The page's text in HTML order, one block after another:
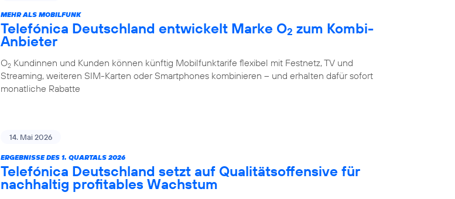
MEHR ALS MOBILFUNK
Telefónica Deutschland entwickelt Marke O2 zum Kombi-
Anbieter
O2 Kundinnen und Kunden können künftig Mobilfunktarife flexibel mit Festnetz, TV und
Streaming, weiteren SIM-Karten oder Smartphones kombinieren – und erhalten dafür sofort
monatliche Rabatte
14. Mai 2026
ERGEBNISSE DES 1. QUARTALS 2026
Telefónica Deutschland setzt auf Qualitätsoffensive für
nachhaltig profitables Wachstum